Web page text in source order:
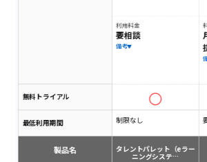
無料トライアル
最低利用期間
製品名
利用料金
要相談
備考
制限なし
タレントパレット（eラー
ニングシステ…